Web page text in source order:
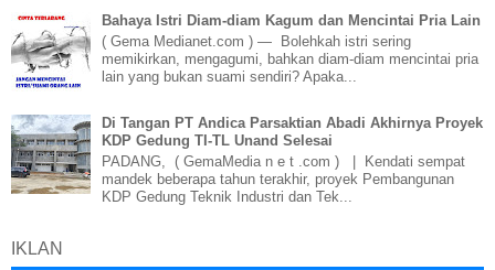
Bahaya Istri Diam-diam Kagum dan Mencintai Pria Lain
( Gema Medianet.com ) — Bolehkah istri sering
memikirkan, mengagumi, bahkan diam-diam mencintai pria
lain yang bukan suami sendiri? Apaka...
Di Tangan PT Andica Parsaktian Abadi Akhirnya Proyek
KDP Gedung TI-TL Unand Selesai
PADANG, ( GemaMedia n e t .com ) | Kendati sempat
mandek beberapa tahun terakhir, proyek Pembangunan
KDP Gedung Teknik Industri dan Tek...
IKLAN